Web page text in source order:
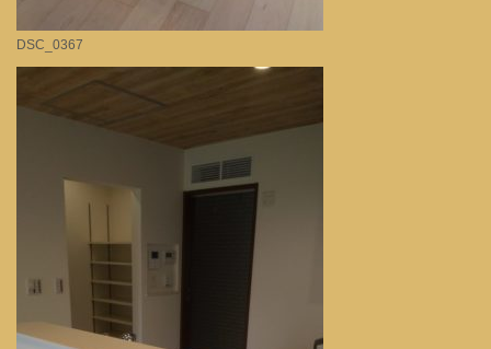
DSC_0367